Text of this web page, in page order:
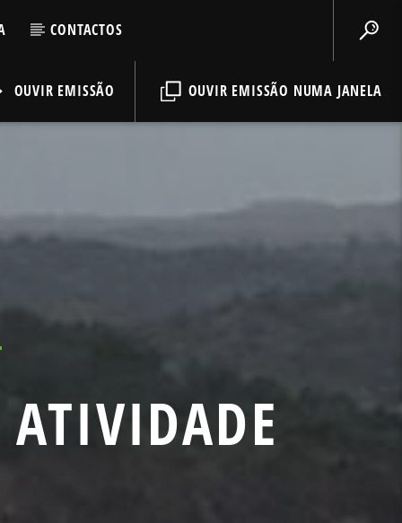
CONTACTOS
OUVIR EMISSÃO NUMA JANELA
OUVIR EMISSÃO